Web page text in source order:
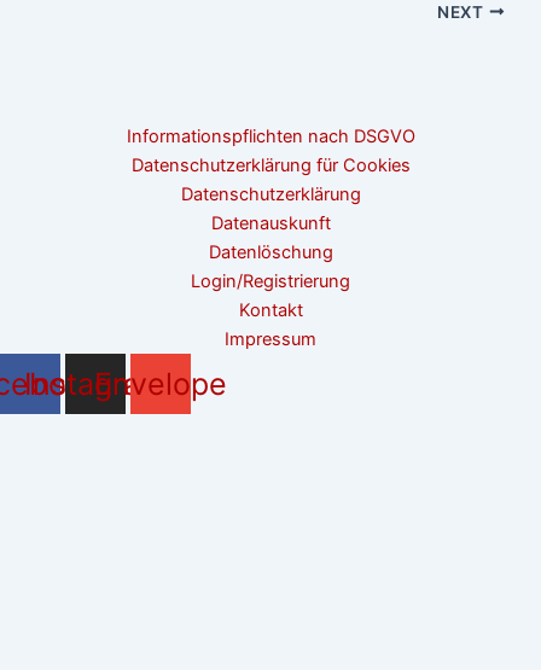
NEXT
Informationspflichten nach DSGVO
Datenschutzerklärung für Cookies
Datenschutzerklärung
Datenauskunft
Datenlöschung
Login/Registrierung
Kontakt
Impressum
InstagramEnvelope